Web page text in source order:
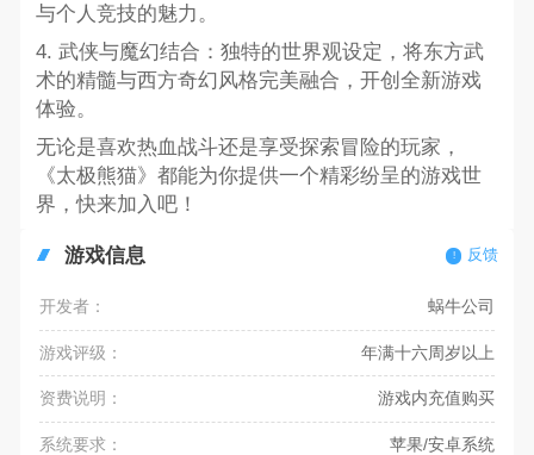
与个人竞技的魅力。
4. 武侠与魔幻结合：独特的世界观设定，将东方武
术的精髓与西方奇幻风格完美融合，开创全新游戏
体验。
无论是喜欢热血战斗还是享受探索冒险的玩家，
《太极熊猫》都能为你提供一个精彩纷呈的游戏世
界，快来加入吧！
游戏信息 反馈
开发者： 蜗牛公司
游戏评级： 年满十六周岁以上
资费说明： 游戏内充值购买
系统要求： 苹果/安卓系统